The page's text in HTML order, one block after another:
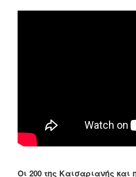
Οι 200 της Καισαριανής και